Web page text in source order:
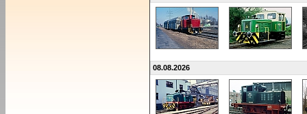
08.08.2026